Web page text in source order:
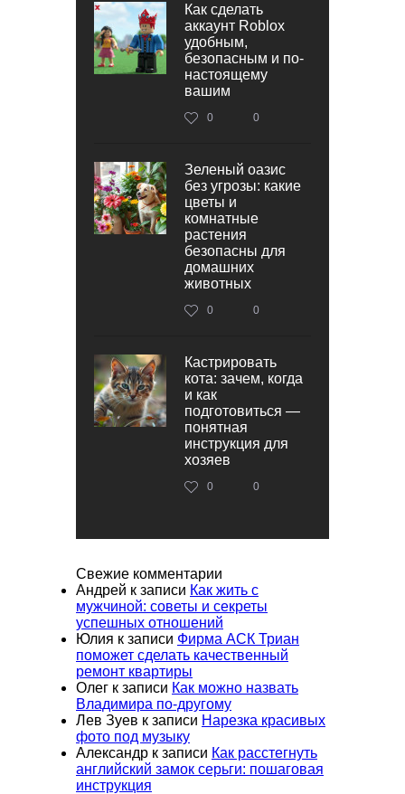
Как сделать
аккаунт Roblox
удобным,
безопасным и по-
настоящему
вашим
0 0
Зеленый оазис
без угрозы: какие
цветы и
комнатные
растения
безопасны для
домашних
животных
0 0
Кастрировать
кота: зачем, когда
и как
подготовиться —
понятная
инструкция для
хозяев
0 0
Свежие комментарии
Андрей к записи Как жить с
мужчиной: советы и секреты
успешных отношений
Юлия к записи Фирма АСК Триан
поможет сделать качественный
ремонт квартиры
Олег к записи Как можно назвать
Владимира по-другому
Лев Зуев к записи Нарезка красивых
фото под музыку
Александр к записи Как расстегнуть
английский замок серьги: пошаговая
инструкция